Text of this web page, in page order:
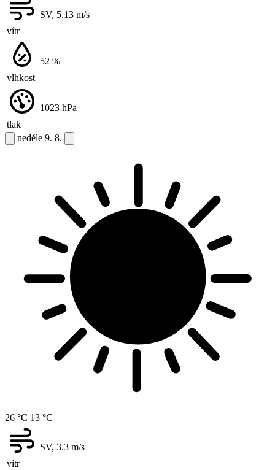
vítr
SV, 5.13 m/s
vlhkost
52 %
tlak
1023 hPa
neděle 9. 8.
26 °C 13 °C
vítr
SV, 3.3 m/s